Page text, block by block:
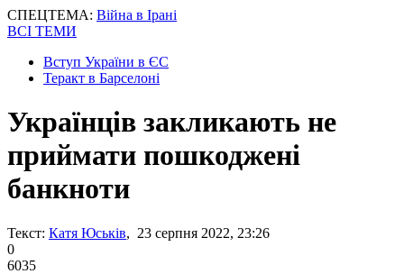
СПЕЦТЕМА: Війна в Ірані
ВСІ ТЕМИ
Вступ України в ЄС
Теракт в Барселоні
Українців закликають не
приймати пошкоджені
банкноти
Текст: Катя Юськів, 23 серпня 2022, 23:26
0
6035